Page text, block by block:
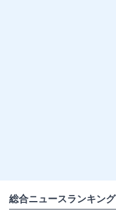
総合ニュースランキング